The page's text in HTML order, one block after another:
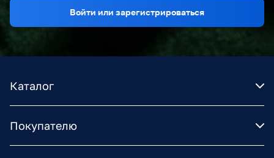
Войти или зарегистрироваться
Каталог
Покупателю